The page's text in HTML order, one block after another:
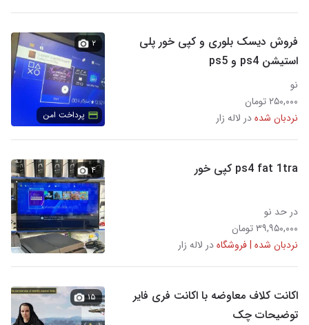
فروش دیسک بلوری و کپی خور پلی
استیشن ps4 و ps5
نو
۲۵۰,۰۰۰ تومان
نردبان شدهدر لاله زار
۲
پرداخت امن
ps4 fat 1tra کپی خور
در حد نو
۳۹,۹۵۰,۰۰۰ تومان
نردبان شده | فروشگاهدر لاله زار
۴
اکانت کلاف معاوضه با اکانت فری فایر
توضیحات چک
۱۵